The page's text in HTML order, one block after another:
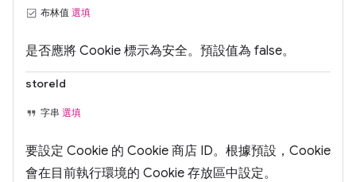
布林值 選填
是否應將 Cookie 標示為安全。預設值為 false。
storeId
字串 選填
要設定 Cookie 的 Cookie 商店 ID。根據預設，Cookie
會在目前執行環境的 Cookie 存放區中設定。